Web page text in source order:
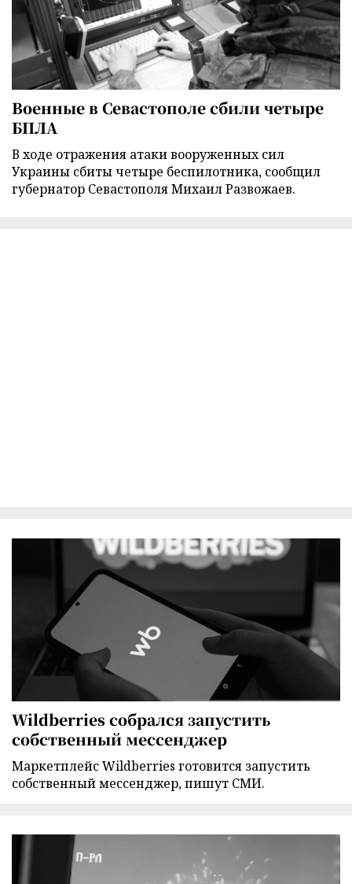
Военные в Севастополе сбили четыре
БПЛА
В ходе отражения атаки вооруженных сил
Украины сбиты четыре беспилотника, сообщил
губернатор Севастополя Михаил Развожаев.
Wildberries собрался запустить
собственный мессенджер
Маркетплейс Wildberries готовится запустить
собственный мессенджер, пишут СМИ.